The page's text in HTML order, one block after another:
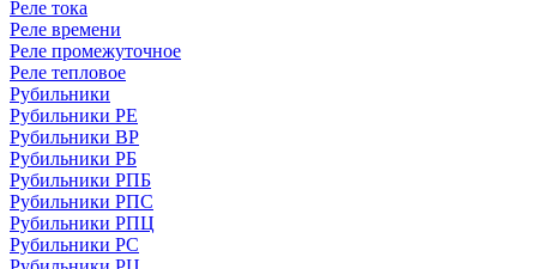
Реле тока
Реле времени
Реле промежуточное
Реле тепловое
Рубильники
Рубильники РЕ
Рубильники ВР
Рубильники РБ
Рубильники РПБ
Рубильники РПС
Рубильники РПЦ
Рубильники РС